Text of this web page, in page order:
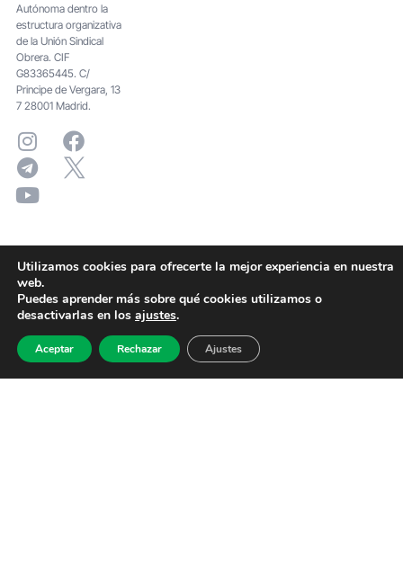
Autónoma dentro la
estructura organizativa
de la Unión Sindical
Obrera. CIF
G83365445. C/
Principe de Vergara, 13
7 28001 Madrid.
Utilizamos cookies para ofrecerte la mejor experiencia en nuestra
web.
Puedes aprender más sobre qué cookies utilizamos o
desactivarlas en los ajustes.
Aceptar Rechazar Ajustes